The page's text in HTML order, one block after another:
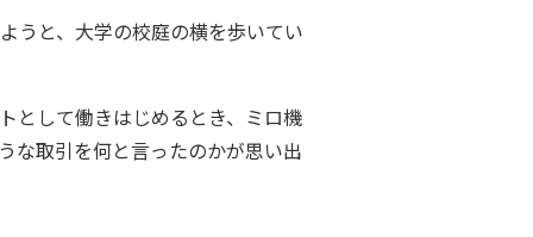
うと、大学の校庭の横を歩いてい
として働きはじめるとき、ミロ機
な取引を何と言ったのかが思い出